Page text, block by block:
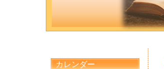
カレンダー